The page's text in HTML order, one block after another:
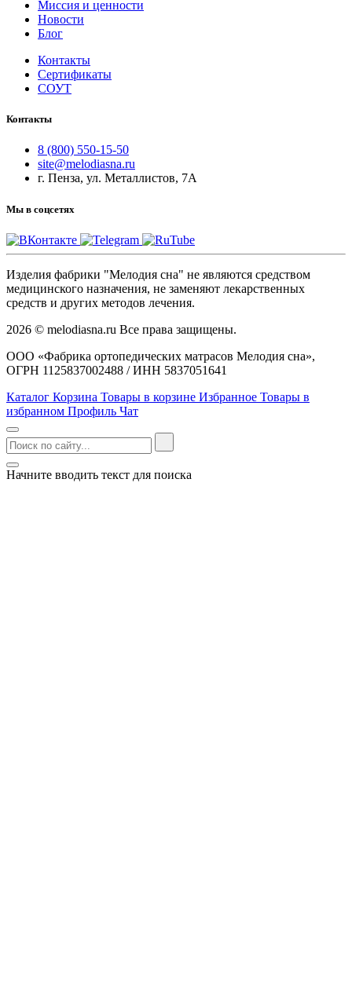
Миссия и ценности
Новости
Блог
Контакты
Сертификаты
СОУТ
Контакты
8 (800) 550-15-50
site@melodiasna.ru
г. Пенза, ул. Металлистов, 7А
Мы в соцсетях
Изделия фабрики "Мелодия сна" не являются средством
медицинского назначения, не заменяют лекарственных
средств и других методов лечения.
2026 © melodiasna.ru Все права защищены.
ООО «Фабрика ортопедических матрасов Мелодия сна»,
ОГРН 1125837002488 / ИНН 5837051641
Каталог Корзина Товары в корзине Избранное Товары в
избранном Профиль Чат
Начните вводить текст для поиска